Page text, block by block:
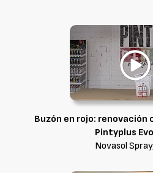
Buzón en rojo: renovación
Pintyplus
Novasol